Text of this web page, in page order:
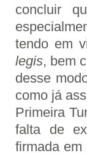
concluir
tendo em
legis, bem
desse
como já
Primeira
falta de
firmada em